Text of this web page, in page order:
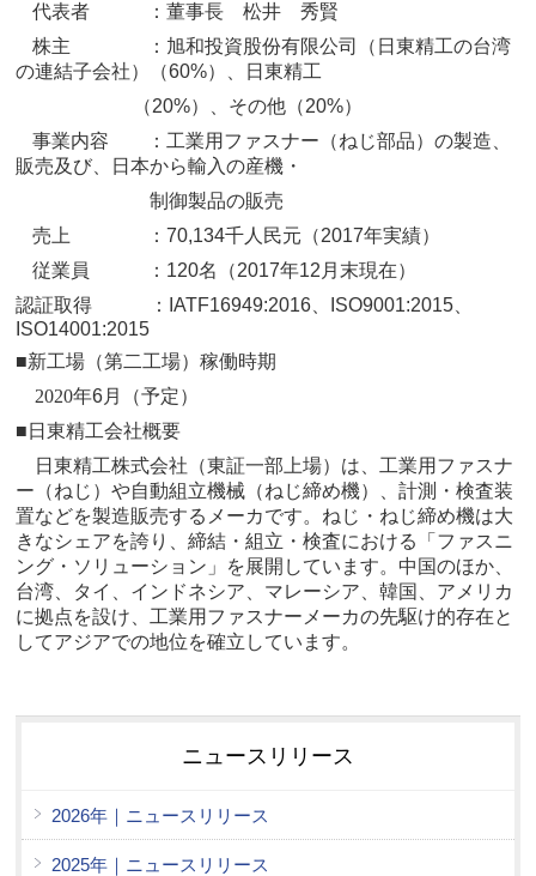
代表者 ：董事長 松井 秀賢
株主 ：旭和投資股份有限公司（日東精工の台湾
の連結子会社）（60%）、日東精工
（20%）、その他（20%）
事業内容 ：工業用ファスナー（ねじ部品）の製造、
販売及び、日本から輸入の産機・
制御製品の販売
売上 ： 70,134千人民元（2017年実績）
従業員 ： 120名（2017年12 月末現在）
認証取得 ：
IATF16949:2016 ISO9001:2015
ISO14001:2015
■新工場（第二工場）稼働時期
2020年6月（予定）
■日東精工会社概要
日東精工株式会社（東証一部上場）は、工業用ファスナ
ー（ねじ）や自動組立機械（ねじ締め機）、計測・検査装
置などを製造販売するメーカです。ねじ・ねじ締め機は大
きなシェアを誇り、締結・組立・検査における「ファスニ
ング・ソリューション」を展開しています。中国のほか、
台湾、タイ、インドネシア、マレーシア、韓国、アメリカ
に拠点を設け、工業用ファスナーメーカの先駆け的存在と
してアジアでの地位を確立しています。
ニュースリリース
2026年｜ニュースリリース
2025年｜ニュースリリース